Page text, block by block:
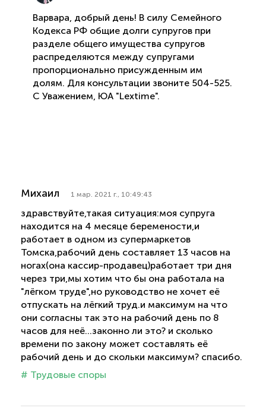
Варвара, добрый день! В силу Семейного
Кодекса РФ общие долги супругов при
разделе общего имущества супругов
распределяются между супругами
пропорционально присужденным им
долям. Для консультации звоните 504-525.
С Уважением, ЮА "Lextime".
Михаил 1 мар. 2021 г., 10:49:43
здравствуйте,такая ситуация:моя супруга
находится на 4 месяце беремености,и
работает в одном из супермаркетов
Томска,рабочий день составляет 13 часов на
ногах(она кассир-продавец)работает три дня
через три,мы хотим что бы она работала на
"лёгком труде",но руководство не хочет её
отпускать на лёгкий труд.и максимум на что
они согласны так это на рабочий день по 8
часов для неё...законно ли это? и сколько
времени по закону может составлять её
рабочий день и до скольки максимум? спасибо.
# Трудовые споры